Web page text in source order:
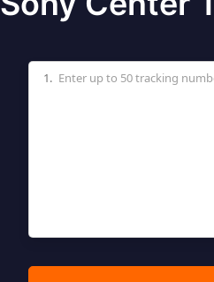
Enter up to 50 tracking
1.